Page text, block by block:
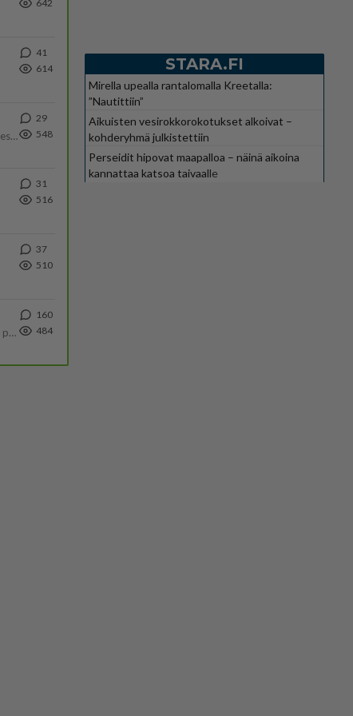
642
41
614
Yhtä paljon, kuin minä sinusta? Haaveissa ollaan kahdestaan, rauhassa ja lähennytään fyysisesti ja tutustutaan syvemmin
29
548
31
516
37
510
Tulevat tänne palstalle haukkumaan miehiä ja naljailemaan miehelle, kehuvat olevansa heitä parempia. Itse asuvat MIEHE
160
484
STARA.FI
Mirella upealla rantalomalla Kreetalla:
”Nautittiin”
Aikuisten vesirokkorokotukset alkoivat –
kohderyhmä julkistettiin
Perseidit hipovat maapalloa – näinä aikoina
kannattaa katsoa taivaalle